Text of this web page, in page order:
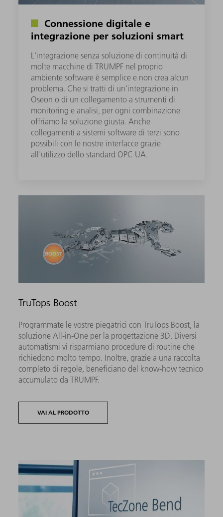
Connessione digitale e
integrazione per soluzioni smart
L'integrazione senza soluzione di continuità di
molte macchine di TRUMPF nel proprio
ambiente software è semplice e non crea alcun
problema. Che si tratti di un'integrazione in
Oseon o di un collegamento a strumenti di
monitoring e analisi, per ogni combinazione
offriamo la soluzione giusta​. Anche
collegamenti a sistemi software di terzi sono
possibili con le nostre interfacce grazie
all'utilizzo dello standard OPC UA.
TruTops Boost
Programmate le vostre piegatrici con TruTops Boost, la
soluzione All-in-One per la progettazione 3D. Diversi
automatismi vi risparmiano procedure di routine che
richiedono molto tempo. Inoltre, grazie a una raccolta
completo di regole, beneficiano del know-how tecnico
accumulato da TRUMPF.
VAI AL PRODOTTO